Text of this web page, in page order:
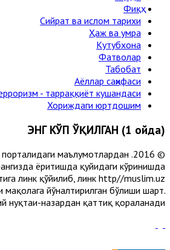
Фиқҳ
Сийрат ва ислом тарихи
Ҳаж ва умра
Кутубхона
Фатволар
Табобат
Аёллар саҳифаси
- тарраққиёт кушандаси
Хориждаги юртдошим
ЭНГ КЎП ЎҚИЛГАН (1 ойда)
порталидаги маълумотлардан
ёритишда қуйидаги кўринишда
линк қўйилиб, линк http//muslim.uz
мақолага йўналтирилган бўлиши шарт.
нуқтаи-назардан қаттиқ қораланади.